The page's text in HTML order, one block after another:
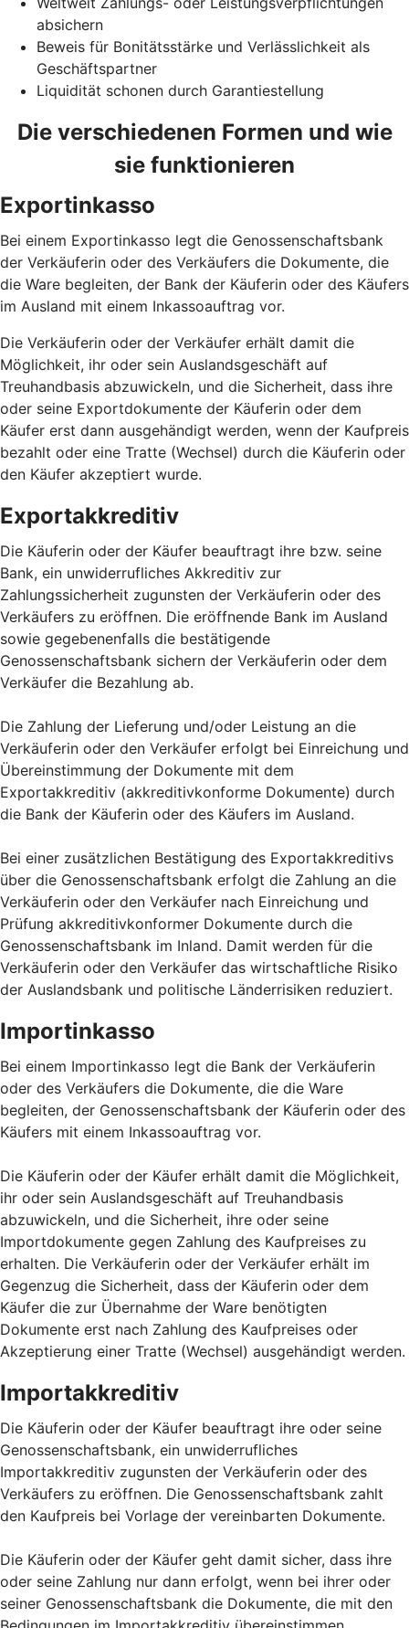
absichern
Beweis für Bonitätsstärke und Verlässlichkeit als
Geschäftspartner
Liquidität schonen durch Garantiestellung
Die verschiedenen Formen und wie
sie funktionieren
Exportinkasso
Bei einem Exportinkasso legt die Genossenschaftsbank
der Verkäuferin oder des Verkäufers die Dokumente, die
die Ware begleiten, der Bank der Käuferin oder des Käufers
im Ausland mit einem Inkassoauftrag vor.
Die Verkäuferin oder der Verkäufer erhält damit die
Möglichkeit, ihr oder sein Auslandsgeschäft auf
Treuhandbasis abzuwickeln, und die Sicherheit, dass ihre
oder seine Exportdokumente der Käuferin oder dem
Käufer erst dann ausgehändigt werden, wenn der Kaufpreis
bezahlt oder eine Tratte (Wechsel) durch die Käuferin oder
den Käufer akzeptiert wurde.
Exportakkreditiv
Die Käuferin oder der Käufer beauftragt ihre bzw. seine
Bank, ein unwiderrufliches Akkreditiv zur
Zahlungssicherheit zugunsten der Verkäuferin oder des
Verkäufers zu eröffnen. Die eröffnende Bank im Ausland
sowie gegebenenfalls die bestätigende
Genossenschaftsbank sichern der Verkäuferin oder dem
Verkäufer die Bezahlung ab.
Die Zahlung der Lieferung und/oder Leistung an die
Verkäuferin oder den Verkäufer erfolgt bei Einreichung und
Übereinstimmung der Dokumente mit dem
Exportakkreditiv (akkreditivkonforme Dokumente) durch
die Bank der Käuferin oder des Käufers im Ausland.
Bei einer zusätzlichen Bestätigung des Exportakkreditivs
über die Genossenschaftsbank erfolgt die Zahlung an die
Verkäuferin oder den Verkäufer nach Einreichung und
Prüfung akkreditivkonformer Dokumente durch die
Genossenschaftsbank im Inland. Damit werden für die
Verkäuferin oder den Verkäufer das wirtschaftliche Risiko
der Auslandsbank und politische Länderrisiken reduziert.
Importinkasso
Bei einem Importinkasso legt die Bank der Verkäuferin
oder des Verkäufers die Dokumente, die die Ware
begleiten, der Genossenschaftsbank der Käuferin oder des
Käufers mit einem Inkassoauftrag vor.
Die Käuferin oder der Käufer erhält damit die Möglichkeit,
ihr oder sein Auslandsgeschäft auf Treuhandbasis
abzuwickeln, und die Sicherheit, ihre oder seine
Importdokumente gegen Zahlung des Kaufpreises zu
erhalten. Die Verkäuferin oder der Verkäufer erhält im
Gegenzug die Sicherheit, dass der Käuferin oder dem
Käufer die zur Übernahme der Ware benötigten
Dokumente erst nach Zahlung des Kaufpreises oder
Akzeptierung einer Tratte (Wechsel) ausgehändigt werden.
Importakkreditiv
Die Käuferin oder der Käufer beauftragt ihre oder seine
Genossenschaftsbank, ein unwiderrufliches
Importakkreditiv zugunsten der Verkäuferin oder des
Verkäufers zu eröffnen. Die Genossenschaftsbank zahlt
den Kaufpreis bei Vorlage der vereinbarten Dokumente.
Die Käuferin oder der Käufer geht damit sicher, dass ihre
oder seine Zahlung nur dann erfolgt, wenn bei ihrer oder
seiner Genossenschaftsbank die Dokumente, die mit den